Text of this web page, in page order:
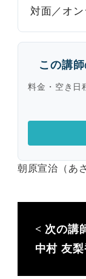
対面／オ
この講
料金・空き日
朝原宣治（あ
中村 友梨